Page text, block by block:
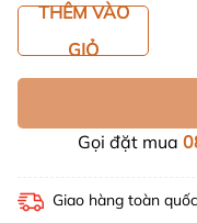
THÊM VÀO
GIỎ
Gọi đặt mua
Giao hàng toàn quốc